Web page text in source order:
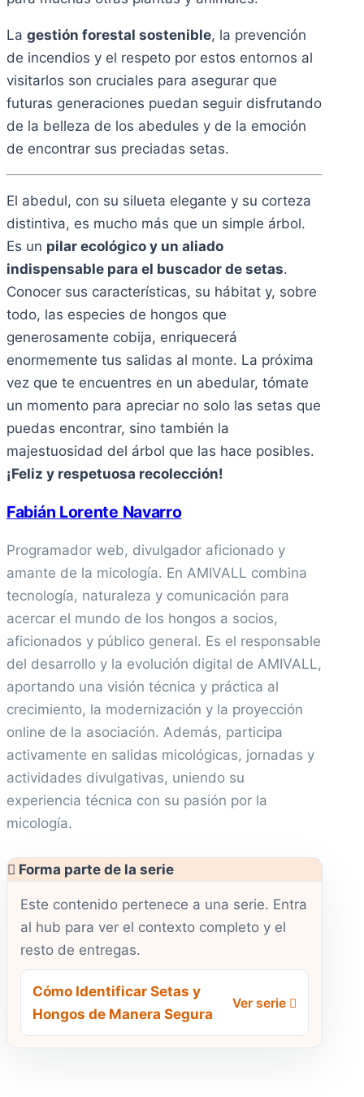
La gestión forestal sostenible, la prevención
de incendios y el respeto por estos entornos al
visitarlos son cruciales para asegurar que
futuras generaciones puedan seguir disfrutando
de la belleza de los abedules y de la emoción
de encontrar sus preciadas setas.
El abedul, con su silueta elegante y su corteza
distintiva, es mucho más que un simple árbol.
Es un pilar ecológico y un aliado
indispensable para el buscador de setas.
Conocer sus características, su hábitat y, sobre
todo, las especies de hongos que
generosamente cobija, enriquecerá
enormemente tus salidas al monte. La próxima
vez que te encuentres en un abedular, tómate
un momento para apreciar no solo las setas que
puedas encontrar, sino también la
majestuosidad del árbol que las hace posibles.
¡Feliz y respetuosa recolección!
Fabián Lorente Navarro
Programador web, divulgador aficionado y
amante de la micología. En AMIVALL combina
tecnología, naturaleza y comunicación para
acercar el mundo de los hongos a socios,
aficionados y público general. Es el responsable
del desarrollo y la evolución digital de AMIVALL,
aportando una visión técnica y práctica al
crecimiento, la modernización y la proyección
online de la asociación. Además, participa
activamente en salidas micológicas, jornadas y
actividades divulgativas, uniendo su
experiencia técnica con su pasión por la
micología.
Forma parte de la serie
Este contenido pertenece a una serie. Entra
al hub para ver el contexto completo y el
resto de entregas.
Cómo Identificar Setas y
Hongos de Manera Segura
Ver serie